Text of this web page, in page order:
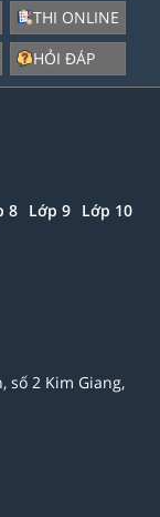
THI ONLINE
HỎI ĐÁP
8 Lớp 9 Lớp 10
số 2 Kim Giang,